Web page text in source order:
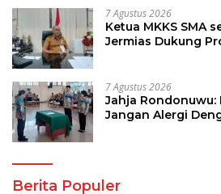
7 Agustus 2026
Ketua MKKS SMA
Jermias Dukung
7 Agustus 2026
Jahja Rondonuwu:
Jangan Alergi
Berita Populer